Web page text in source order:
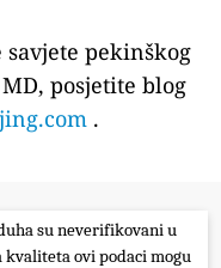
pekinškog
posjetite blog
.
su neverifikovani u
ovi podaci mogu